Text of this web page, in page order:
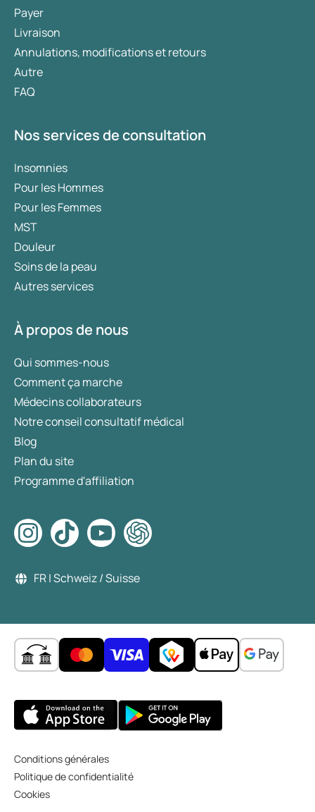
Payer
Livraison
Annulations, modifications et retours
Autre
FAQ
Nos services de consultation
Insomnies
Pour les Hommes
Pour les Femmes
MST
Douleur
Soins de la peau
Autres services
À propos de nous
Qui sommes-nous
Comment ça marche
Médecins collaborateurs
Notre conseil consultatif médical
Blog
Plan du site
Programme d'affiliation
FR | Schweiz / Suisse
Conditions générales
Politique de confidentialité
Cookies